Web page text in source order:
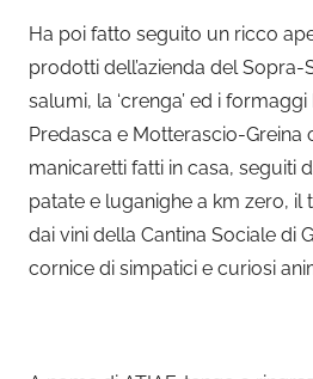
Ha poi fatto seguito un ricco
prodotti dell’azienda del
salumi, la ‘crenga’ ed i
Predasca e Motterascio-Greina
manicaretti fatti in casa, seguiti
patate e luganighe a km zero,
dai vini della Cantina Sociale di
cornice di simpatici e curiosi